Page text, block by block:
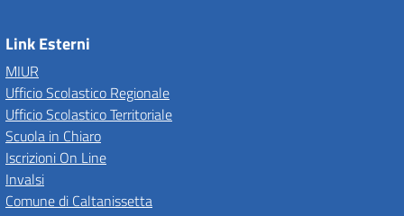
Link Esterni
MIUR
Ufficio Scolastico Regionale
Ufficio Scolastico Territoriale
Scuola in Chiaro
Iscrizioni On Line
Invalsi
Comune di Caltanissetta